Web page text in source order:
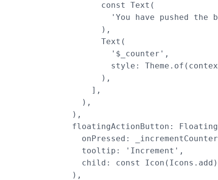
                const Text(
'You have pushed the
                ),
                Text(
                  '$_counter',
style:
                ),
              ],
            ),
          ),
floatingActionButton:
onPressed:
            tooltip: 'Increment',
child: const
          ),